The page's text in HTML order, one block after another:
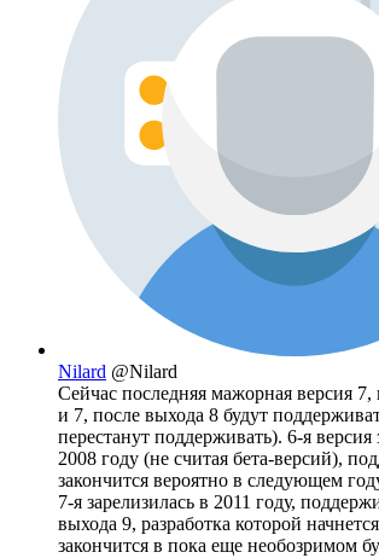
Nilard @Nilard
Сейчас последняя мажорная версия
и 7, после выхода 8 будут
перестанут поддерживать). 6-я версия
2008 году (не считая бета-версий),
закончится вероятно в следующем
7-я зарелизилась в 2011 году,
выхода 9, разработка которой
закончится в пока еще необозримом